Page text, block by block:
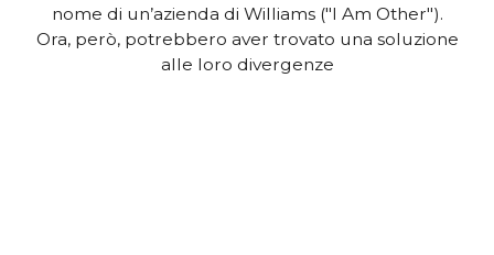
nome di un’azienda di Williams ("I Am Other").
Ora, però, potrebbero aver trovato una soluzione
alle loro divergenze